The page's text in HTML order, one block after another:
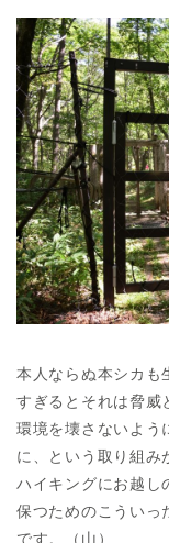
本人ならぬ本シカも
すぎるとそれは脅威
環境を壊さないよう
に、という取り組み
ハイキングにお越し
保つためのこういっ
です。（山）